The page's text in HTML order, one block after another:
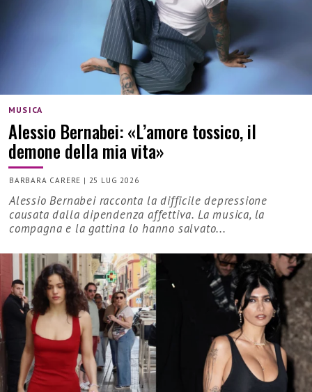
MUSICA
Alessio Bernabei: «L’amore tossico, il
demone della mia vita»
BARBARA CARERE | 25 LUG 2026
Alessio Bernabei racconta la difficile depressione
causata dalla dipendenza affettiva. La musica, la
compagna e la gattina lo hanno salvato...